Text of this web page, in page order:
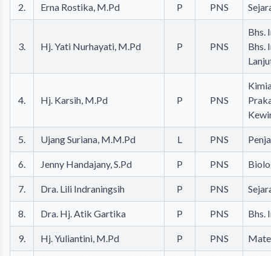
2. Erna Rostika, M.Pd P PNS
3. Hj. Yati Nurhayati, M.Pd P PNS
Bhs.
Bhs.
4. Hj. Karsih, M.Pd P PNS
5. Ujang Suriana, M.M.Pd L PNS
6. Jenny Handajany, S.Pd P PNS
7. Dra. Lili Indraningsih P PNS
8. Dra. Hj. Atik Gartika P PNS Bhs.
9. Hj. Yuliantini, M.Pd P PNS